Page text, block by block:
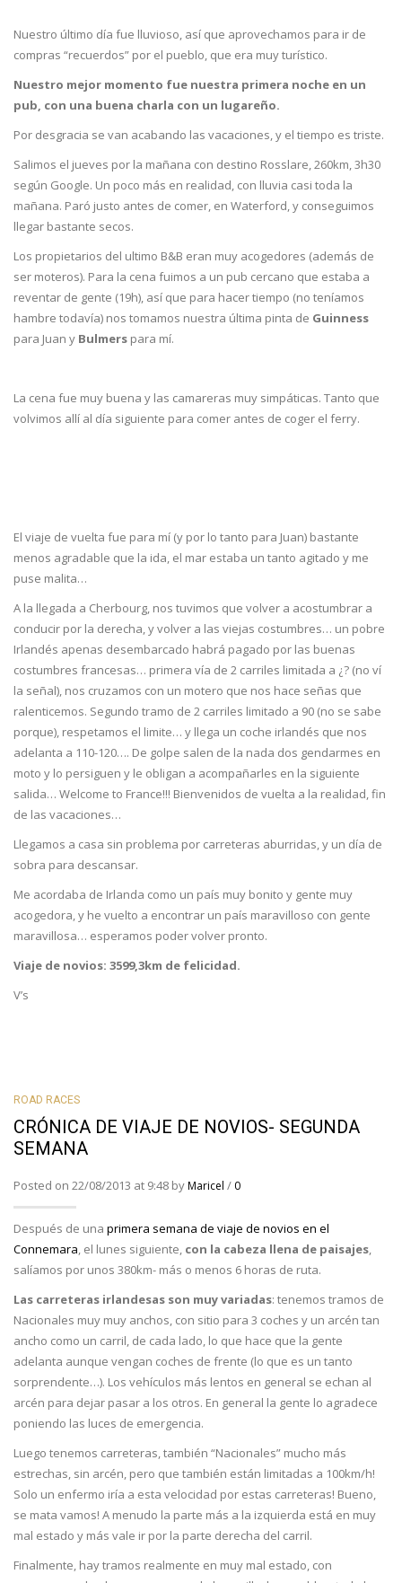
Nuestro último día fue lluvioso, así que aprovechamos para ir de
compras “recuerdos” por el pueblo, que era muy turístico.
Nuestro mejor momento fue nuestra primera noche en un
pub, con una buena charla con un lugareño.
Por desgracia se van acabando las vacaciones, y el tiempo es triste.
Salimos el jueves por la mañana con destino Rosslare, 260km, 3h30
según Google. Un poco más en realidad, con lluvia casi toda la
mañana. Paró justo antes de comer, en Waterford, y conseguimos
llegar bastante secos.
Los propietarios del ultimo B&B eran muy acogedores (además de
ser moteros). Para la cena fuimos a un pub cercano que estaba a
reventar de gente (19h), así que para hacer tiempo (no teníamos
hambre todavía) nos tomamos nuestra última pinta de Guinness
para Juan y Bulmers para mí.
La cena fue muy buena y las camareras muy simpáticas. Tanto que
volvimos allí al día siguiente para comer antes de coger el ferry.
El viaje de vuelta fue para mí (y por lo tanto para Juan) bastante
menos agradable que la ida, el mar estaba un tanto agitado y me
puse malita…
A la llegada a Cherbourg, nos tuvimos que volver a acostumbrar a
conducir por la derecha, y volver a las viejas costumbres… un pobre
Irlandés apenas desembarcado habrá pagado por las buenas
costumbres francesas… primera vía de 2 carriles limitada a ¿? (no ví
la señal), nos cruzamos con un motero que nos hace señas que
ralenticemos. Segundo tramo de 2 carriles limitado a 90 (no se sabe
porque), respetamos el limite… y llega un coche irlandés que nos
adelanta a 110-120…. De golpe salen de la nada dos gendarmes en
moto y lo persiguen y le obligan a acompañarles en la siguiente
salida… Welcome to France!!! Bienvenidos de vuelta a la realidad, fin
de las vacaciones…
Llegamos a casa sin problema por carreteras aburridas, y un día de
sobra para descansar.
Me acordaba de Irlanda como un país muy bonito y gente muy
acogedora, y he vuelto a encontrar un país maravilloso con gente
maravillosa… esperamos poder volver pronto.
Viaje de novios: 3599,3km de felicidad.
V’s
ROAD RACES
CRÓNICA DE VIAJE DE NOVIOS- SEGUNDA
SEMANA
Posted on 22/08/2013 at 9:48 byMaricel / 0
Después de una primera semana de viaje de novios en el
Connemara, el lunes siguiente, con la cabeza llena de paisajes,
salíamos por unos 380km- más o menos 6 horas de ruta.
Las carreteras irlandesas son muy variadas: tenemos tramos de
Nacionales muy muy anchos, con sitio para 3 coches y un arcén tan
ancho como un carril, de cada lado, lo que hace que la gente
adelanta aunque vengan coches de frente (lo que es un tanto
sorprendente…). Los vehículos más lentos en general se echan al
arcén para dejar pasar a los otros. En general la gente lo agradece
poniendo las luces de emergencia.
Luego tenemos carreteras, también “Nacionales” mucho más
estrechas, sin arcén, pero que también están limitadas a 100km/h!
Solo un enfermo iría a esta velocidad por estas carreteras! Bueno,
se mata vamos! A menudo la parte más a la izquierda está en muy
mal estado y más vale ir por la parte derecha del carril.
Finalmente, hay tramos realmente en muy mal estado, con